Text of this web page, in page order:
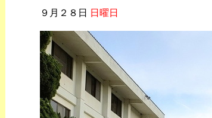
９月２８日 日曜日